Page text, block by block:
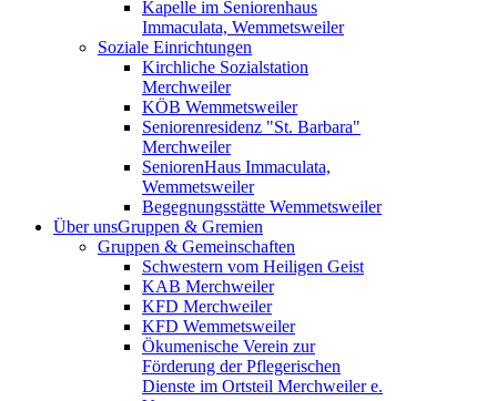
Kapelle im Seniorenhaus
Immaculata, Wemmetsweiler
Soziale Einrichtungen
Kirchliche Sozialstation
Merchweiler
KÖB Wemmetsweiler
Seniorenresidenz "St. Barbara"
Merchweiler
SeniorenHaus Immaculata,
Wemmetsweiler
Begegnungsstätte Wemmetsweiler
Über unsGruppen & Gremien
Gruppen & Gemeinschaften
Schwestern vom Heiligen Geist
KAB Merchweiler
KFD Merchweiler
KFD Wemmetsweiler
Ökumenische Verein zur
Förderung der Pflegerischen
Dienste im Ortsteil Merchweiler e.